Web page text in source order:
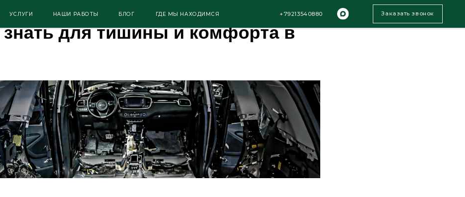
Заказать звонок
ГДЕ МЫ НАХОДИМСЯ
БЛОГ
НАШИ РАБОТЫ
автомобиля: всё, что
для тишины и комфорта в